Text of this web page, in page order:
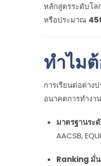
หลักสูตรระดับโล
หรือประมาณ
ทำไม
การเรียนต่อต่าง
อนาคตการทำงา
มาตรฐานร
AACSB,
Ranking มั่น